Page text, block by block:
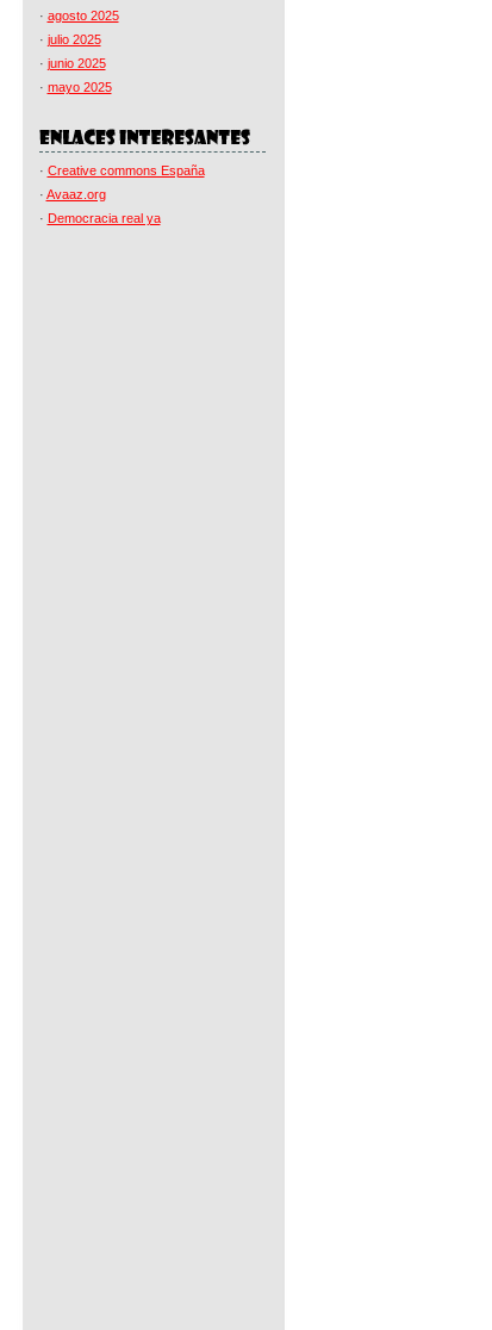
· agosto 2025
· julio 2025
· junio 2025
· mayo 2025
· Creative commons España
· Avaaz.org
· Democracia real ya